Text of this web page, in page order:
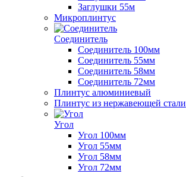
Заглушки 55м
Микроплинтус
Соединитель
Соединитель 100мм
Соединитель 55мм
Соединитель 58мм
Соединитель 72мм
Плинтус алюминиевый
Плинтус из нержавеющей стали
Угол
Угол 100мм
Угол 55мм
Угол 58мм
Угол 72мм